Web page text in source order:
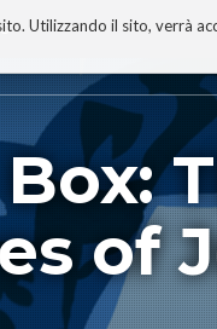
Utilizzando il sito, verrà
of